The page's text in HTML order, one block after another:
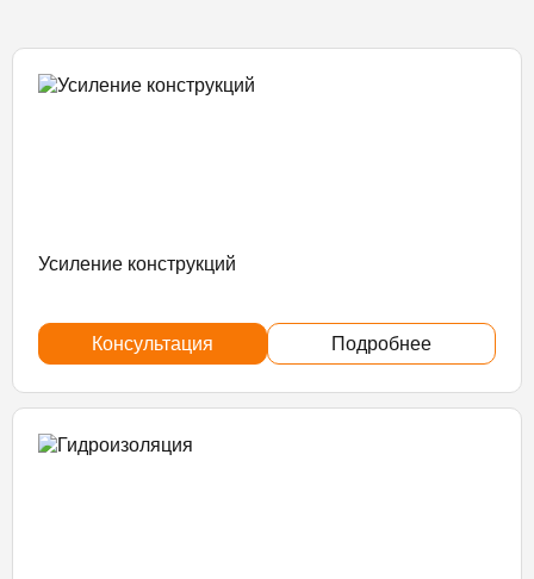
Усиление конструкций
Консультация Подробнее